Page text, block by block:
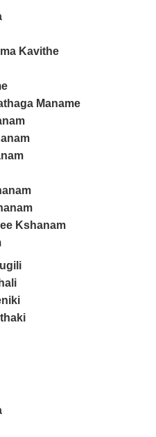
Kavithe
Maname
Kshanam